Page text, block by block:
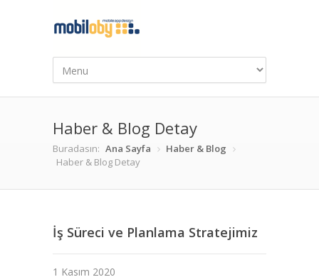
Haber & Blog Detay
Buradasın: Ana Sayfa
Haber & Blog
Haber & Blog Detay
İş Süreci ve Planlama Stratejimiz
1 Kasım 2020